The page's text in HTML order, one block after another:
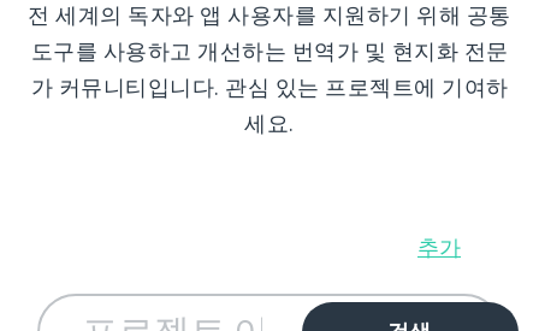
전 세계의 독자와 앱 사용자를 지원하기 위해 공통
도구를 사용하고 개선하는 번역가 및 현지화 전문
가 커뮤니티입니다. 관심 있는 프로젝트에 기여하
세요.
추가